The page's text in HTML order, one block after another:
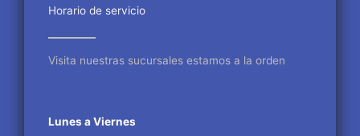
o
k
r
m
Horario de servicio
Visita nuestras sucursales estamos a la orden
Lunes a Viernes